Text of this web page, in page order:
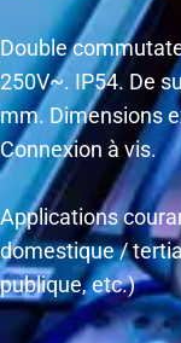
Double
250V~. IP54. De
mm. Dimensions
Connexion à vis.
Applications
domestique /
publique, etc.)